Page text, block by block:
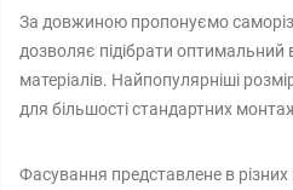
За довжиною пропонуємо
дозволяє підібрати оптимальний
матеріалів. Найпопулярніші
для більшості стандартних
Фасування представлене в різних